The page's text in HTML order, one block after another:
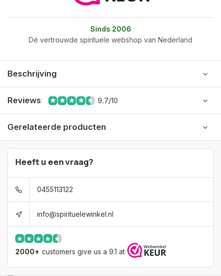
Sinds 2006
Dé vertrouwde spirituele webshop van Nederland
Beschrijving
Reviews 9.7/10
Gerelateerde producten
Heeft u een vraag?
0455113122
info@spirituelewinkel.nl
2000+ customers give us a 9.1 at